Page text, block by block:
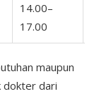
14.00–
17.00
maupun
dokter dari